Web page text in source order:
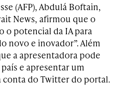
(AFP), Abdulá Boftain,
News, afirmou que o
o potencial da IA para
novo e inovador”. Além
a apresentadora pode
e apresentar um
do Twitter do portal.